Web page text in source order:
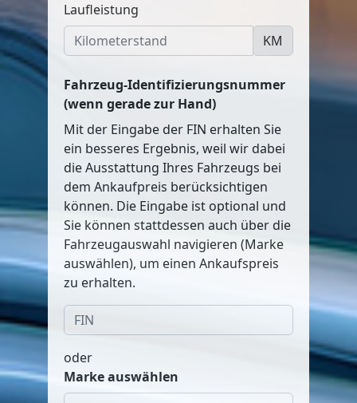
Laufleistung
KM
Fahrzeug-Identifizierungsnummer
(wenn gerade zur Hand)
Mit der Eingabe der FIN erhalten Sie
ein besseres Ergebnis, weil wir dabei
die Ausstattung Ihres Fahrzeugs bei
dem Ankaufpreis berücksichtigen
können. Die Eingabe ist optional und
Sie können stattdessen auch über die
Fahrzeugauswahl navigieren (Marke
auswählen), um einen Ankaufspreis
zu erhalten.
oder
Marke auswählen